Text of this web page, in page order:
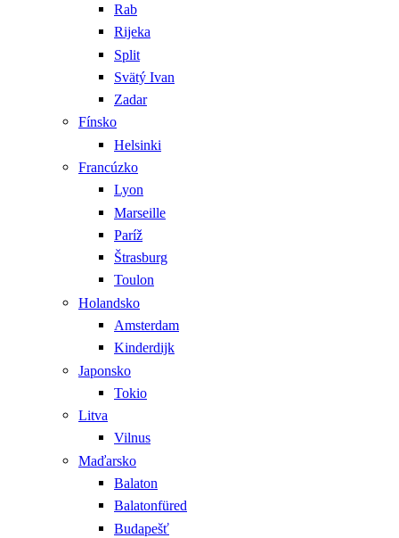
Rab
Rijeka
Split
Svätý Ivan
Zadar
Fínsko
Helsinki
Francúzko
Lyon
Marseille
Paríž
Štrasburg
Toulon
Holandsko
Amsterdam
Kinderdijk
Japonsko
Tokio
Litva
Vilnus
Maďarsko
Balaton
Balatonfüred
Budapešť